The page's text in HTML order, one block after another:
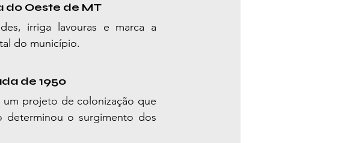
do Oeste de MT
irriga lavouras e marca a
do município.
de 1950
um projeto de colonização que
determinou o surgimento dos